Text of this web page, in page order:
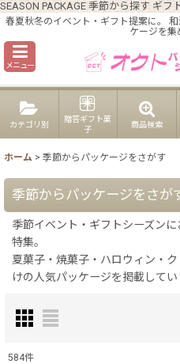
SEASON PACKAGE 季節から探す ギ
春夏秋冬のイベント・ギフト提案に。
ケージを集
メニュー
カテゴリ別
贈答ギフト菓
子
商品検索
ホーム > 季節からパッケージをさがす
季節からパッケージをさが
季節イベント・ギフトシーズン
特集。
夏菓子・焼菓子・ハロウィン・
けの人気パッケージを掲載してい
584件